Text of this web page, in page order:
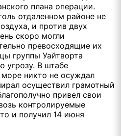
плана операции.
отдаленном районе не
и против двух
скоро могли
превосходящие их
группы Уайтворта
угрозу. В штабе
никто не осуждал
осуществил грамотный
привел свои
контролируемые
и получил 14 июня